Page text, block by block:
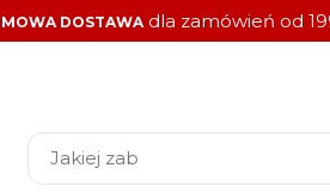
DOSTAWAdla zamówień od